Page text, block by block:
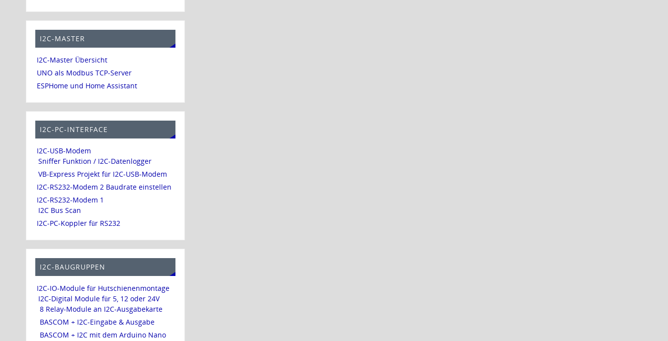
I2C-MASTER
I2C-Master Übersicht
UNO als Modbus TCP-Server
ESPHome und Home Assistant
I2C-PC-INTERFACE
I2C-USB-Modem
Sniffer Funktion / I2C-Datenlogger
VB-Express Projekt für I2C-USB-Modem
I2C-RS232-Modem 2 Baudrate einstellen
I2C-RS232-Modem 1
I2C Bus Scan
I2C-PC-Koppler für RS232
I2C-BAUGRUPPEN
I2C-IO-Module für Hutschienenmontage
I2C-Digital Module für 5, 12 oder 24V
8 Relay-Module an I2C-Ausgabekarte
BASCOM + I2C-Eingabe & Ausgabe
BASCOM + I2C mit dem Arduino Nano